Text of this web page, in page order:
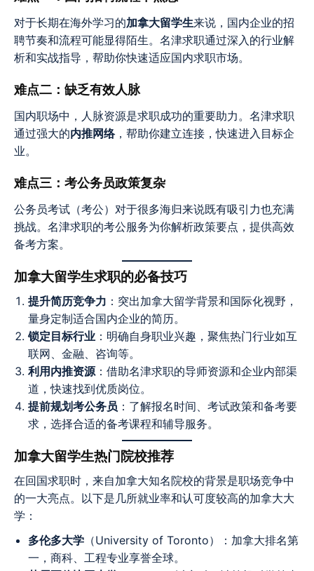
对于长期在海外学习的加拿大留学生来说，国内企业的招
聘节奏和流程可能显得陌生。名津求职通过深入的行业解
析和实战指导，帮助你快速适应国内求职市场。
难点二：缺乏有效人脉
国内职场中，人脉资源是求职成功的重要助力。名津求职
通过强大的内推网络，帮助你建立连接，快速进入目标企
业。
难点三：考公务员政策复杂
公务员考试（考公）对于很多海归来说既有吸引力也充满
挑战。名津求职的考公服务为你解析政策要点，提供高效
备考方案。
加拿大留学生求职的必备技巧
提升简历竞争力 ：突出加拿大留学背景和国际化视野，
量身定制适合国内企业的简历。
锁定目标行业 ：明确自身职业兴趣，聚焦热门行业如互
联网、金融、咨询等。
利用内推资源 ：借助名津求职的导师资源和企业内部渠
道，快速找到优质岗位。
提前规划考公务员 ：了解报名时间、考试政策和备考要
求，选择合适的备考课程和辅导服务。
加拿大留学生热门院校推荐
在回国求职时，来自加拿大知名院校的背景是职场竞争中
的一大亮点。以下是几所就业率和认可度较高的加拿大大
学：
多伦多大学 （University of Toronto）：加拿大排名第
一，商科、工程专业享誉全球。